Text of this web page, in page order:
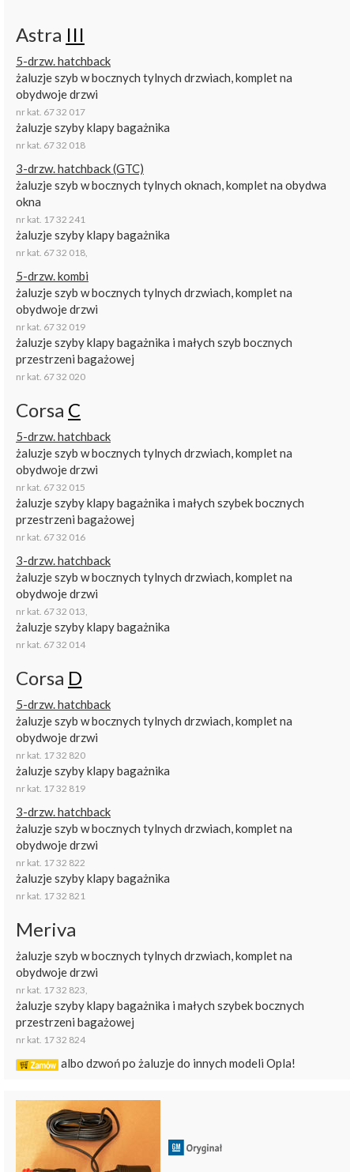
Astra III
5-drzw. hatchback
żaluzje szyb w bocznych tylnych drzwiach, komplet na
obydwoje drzwi
nr kat. 67 32 017
żaluzje szyby klapy bagażnika
nr kat. 67 32 018
3-drzw. hatchback (GTC)
żaluzje szyb w bocznych tylnych oknach, komplet na obydwa
okna
nr kat. 17 32 241
żaluzje szyby klapy bagażnika
nr kat. 67 32 018,
5-drzw. kombi
żaluzje szyb w bocznych tylnych drzwiach, komplet na
obydwoje drzwi
nr kat. 67 32 019
żaluzje szyby klapy bagażnika i małych szyb bocznych
przestrzeni bagażowej
nr kat. 67 32 020
Corsa C
5-drzw. hatchback
żaluzje szyb w bocznych tylnych drzwiach, komplet na
obydwoje drzwi
nr kat. 67 32 015
żaluzje szyby klapy bagażnika i małych szybek bocznych
przestrzeni bagażowej
nr kat. 67 32 016
3-drzw. hatchback
żaluzje szyb w bocznych tylnych drzwiach, komplet na
obydwoje drzwi
nr kat. 67 32 013,
żaluzje szyby klapy bagażnika
nr kat. 67 32 014
Corsa D
5-drzw. hatchback
żaluzje szyb w bocznych tylnych drzwiach, komplet na
obydwoje drzwi
nr kat. 17 32 820
żaluzje szyby klapy bagażnika
nr kat. 17 32 819
3-drzw. hatchback
żaluzje szyb w bocznych tylnych drzwiach, komplet na
obydwoje drzwi
nr kat. 17 32 822
żaluzje szyby klapy bagażnika
nr kat. 17 32 821
Meriva
żaluzje szyb w bocznych tylnych drzwiach, komplet na
obydwoje drzwi
nr kat. 17 32 823,
żaluzje szyby klapy bagażnika i małych szybek bocznych
przestrzeni bagażowej
nr kat. 17 32 824
albo dzwoń po żaluzje do innych modeli Opla!